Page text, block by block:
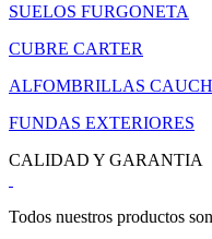
SUELOS FURGONETA
CUBRE CARTER
ALFOMBRILLAS
FUNDAS EXTERIORES
CALIDAD Y GARANTIA
Todos nuestros productos